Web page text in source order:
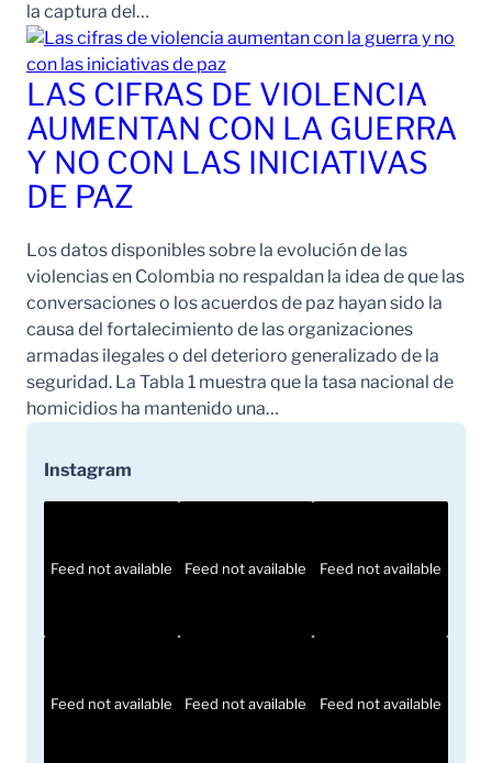
la captura del…
LAS CIFRAS DE VIOLENCIA
AUMENTAN CON LA GUERRA
Y NO CON LAS INICIATIVAS
DE PAZ
Los datos disponibles sobre la evolución de las
violencias en Colombia no respaldan la idea de que las
conversaciones o los acuerdos de paz hayan sido la
causa del fortalecimiento de las organizaciones
armadas ilegales o del deterioro generalizado de la
seguridad. La Tabla 1 muestra que la tasa nacional de
homicidios ha mantenido una…
Instagram
Feed not available Feed not available Feed not available
Feed not available Feed not available Feed not available